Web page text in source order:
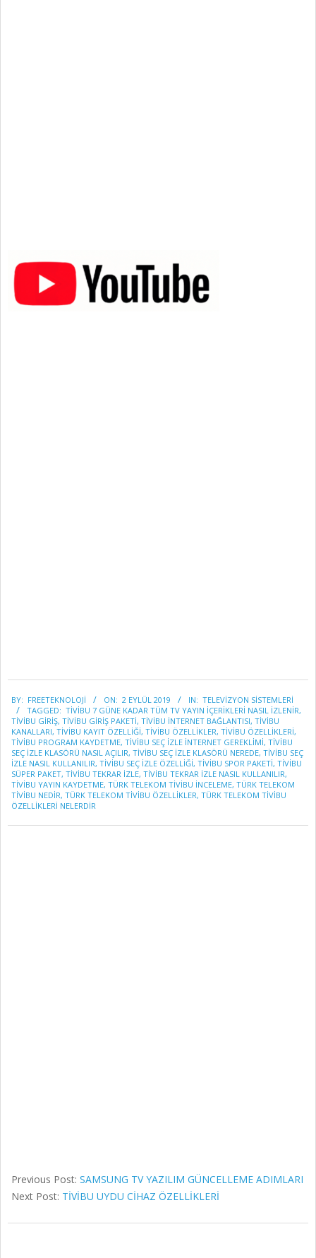
09-
02
BY: FREETEKNOLOJI ON: 2 EYLÜL 2019 IN: TELEVİZYON SİSTEMLERİ
TAGGED: TIVIBU 7 GÜNE KADAR TÜM TV YAYIN İÇERIKLERI NASIL İZLENIR,
TIVIBU GIRIŞ, TIVIBU GIRIŞ PAKETI, TIVIBU INTERNET BAĞLANTISI, TIVIBU
KANALLARI, TİVİBU KAYIT ÖZELLİĞİ, TIVIBU ÖZELLIKLER, TIVIBU ÖZELLIKLERI,
TIVIBU PROGRAM KAYDETME, TIVIBU SEÇ IZLE INTERNET GEREKLIMI, TIVIBU
SEÇ IZLE KLASÖRÜ NASIL AÇILIR, TIVIBU SEÇ IZLE KLASÖRÜ NEREDE, TIVIBU SEÇ
İZLE NASIL KULLANILIR, TİVİBU SEÇ İZLE ÖZELLİĞİ, TIVIBU SPOR PAKETI, TIVIBU
SÜPER PAKET, TİVİBU TEKRAR İZLE, TIVIBU TEKRAR İZLE NASIL KULLANILIR,
TİVİBU YAYIN KAYDETME, TÜRK TELEKOM TIVIBU INCELEME, TÜRK TELEKOM
TİVİBU NEDİR, TÜRK TELEKOM TİVİBU ÖZELLİKLER, TÜRK TELEKOM TİVİBU
ÖZELLİKLERİ NELERDİR
Previous Post: SAMSUNG TV YAZILIM GÜNCELLEME ADIMLARI
Next Post: TİVİBU UYDU CİHAZ ÖZELLİKLERİ